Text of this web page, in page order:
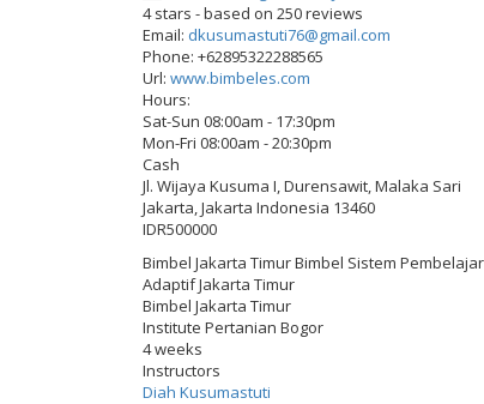
4stars - based on250reviews
Email: dkusumastuti76@gmail.com
Phone:+62895322288565
Url:www.bimbeles.com
Hours:
Sat-Sun 08:00am - 17:30pm
Mon-Fri 08:00am - 20:30pm
Cash
Jl. Wijaya Kusuma I, Durensawit, Malaka Sari
Jakarta,Jakarta Indonesia 13460
IDR500000
Bimbel Jakarta Timur Bimbel Sistem
Adaptif Jakarta Timur
Bimbel Jakarta Timur
Institute Pertanian Bogor
4 weeks
Instructors
Diah Kusumastuti